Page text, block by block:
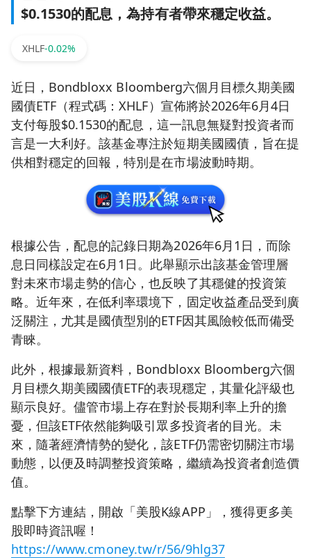
$0.1530的配息，為持有者帶來穩定收益。
XHLF-0.02%
近日，Bondbloxx Bloomberg六個月目標久期美國
國債ETF（程式碼：XHLF）宣佈將於2026年6月4日
支付每股$0.1530的配息，這一訊息無疑對投資者而
言是一大利好。該基金專注於短期美國國債，旨在提
供相對穩定的回報，特別是在市場波動時期。
根據公告，配息的記錄日期為2026年6月1日，而除
息日同樣設定在6月1日。此舉顯示出該基金管理層
對未來市場走勢的信心，也反映了其穩健的投資策
略。近年來，在低利率環境下，固定收益產品受到廣
泛關注，尤其是國債型別的ETF因其風險較低而備受
青睞。
此外，根據最新資料，Bondbloxx Bloomberg六個
月目標久期美國國債ETF的表現穩定，其量化評級也
顯示良好。儘管市場上存在對於長期利率上升的擔
憂，但該ETF依然能夠吸引眾多投資者的目光。未
來，隨著經濟情勢的變化，該ETF仍需密切關注市場
動態，以便及時調整投資策略，繼續為投資者創造價
值。
點擊下方連結，開啟「美股K線APP」，獲得更多美
股即時資訊喔！
https://www.cmoney.tw/r/56/9hlg37